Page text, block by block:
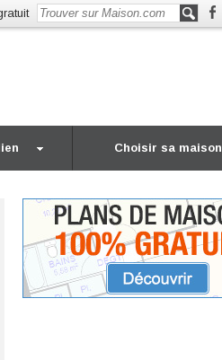
Choisir sa maison